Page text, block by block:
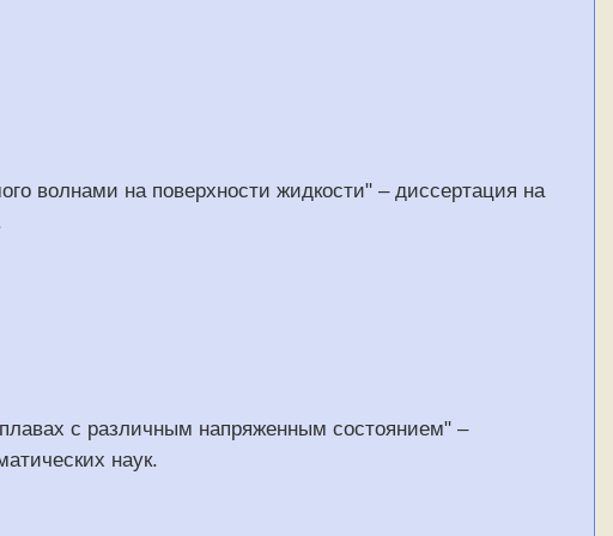
волнами на поверхности жидкости" – диссертация на
с различным напряженным состоянием" –
наук.